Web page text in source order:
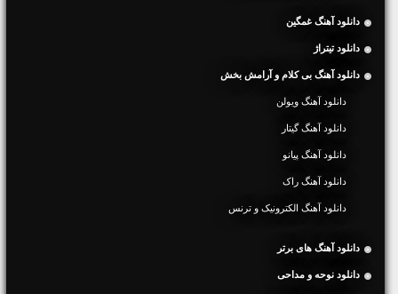
دانلود آهنگ غمگین
دانلود تیتراژ
دانلود آهنگ بی کلام و آرامش بخش
دانلود آهنگ ویولن
دانلود آهنگ گیتار
دانلود آهنگ پیانو
دانلود آهنگ راک
دانلود آهنگ الکترونیک و ترنس
دانلود آهنگ های برتر
دانلود نوحه و مداحی